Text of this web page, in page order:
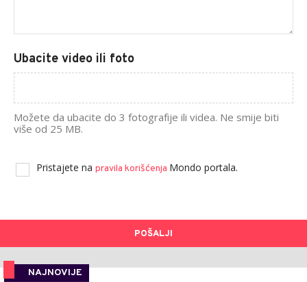
Ubacite video ili foto
Možete da ubacite do 3 fotografije ili videa. Ne smije biti
više od 25 MB.
Pristajete na pravila korišćenja Mondo portala.
POŠALJI
NAJNOVIJE